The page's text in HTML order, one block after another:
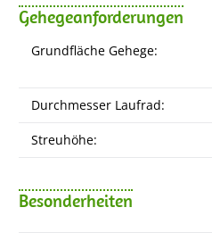
Gehegeanforderungen
Grundfläche Gehege:
Durchmesser Laufrad:
Streuhöhe:
Besonderheiten